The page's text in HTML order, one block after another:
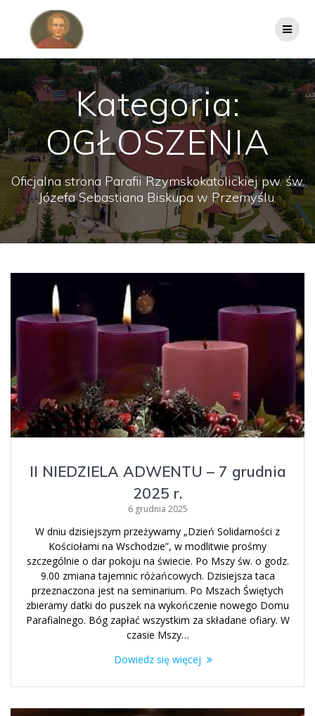
Kategoria:
OGŁOSZENIA
Oficjalna strona Parafii Rzymskokatolickiej pw. św.
Józefa Sebastiana Biskupa w Przemyślu.
II NIEDZIELA ADWENTU – 7 grudnia
2025 r.
6 grudnia 2025
W dniu dzisiejszym przeżywamy „Dzień Solidarności z
Kościołami na Wschodzie”, w modlitwie prośmy
szczególnie o dar pokoju na świecie. Po Mszy św. o godz.
9.00 zmiana tajemnic różańcowych. Dzisiejsza taca
przeznaczona jest na seminarium. Po Mszach Świętych
zbieramy datki do puszek na wykończenie nowego Domu
Parafialnego. Bóg zapłać wszystkim za składane ofiary. W
czasie Mszy…
Dowiedz się więcej